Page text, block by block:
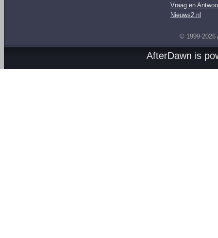
Vraag en
Nieuws2.nl
© 1999-2026
AfterDawn is